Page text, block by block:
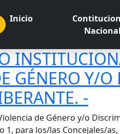
Inicio
Contitucion
Nacional
GÉNERO Y/
-
de Género y/o
para los/las Concejales/